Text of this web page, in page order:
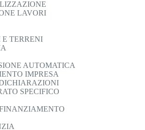
LAVORI
E TERRENI
AUTOMATICA
IMPRESA
SPECIFICO